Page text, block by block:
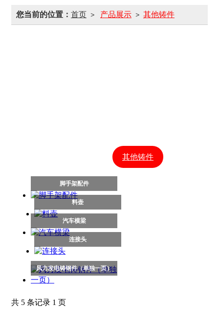
您当前的位置： 首页 > 产品展示 > 其他铸件
其他铸件
脚手架配件
料壶
汽车横梁
连接头
风力发电铸钢件（单独一页）
共 5 条记录 1 页